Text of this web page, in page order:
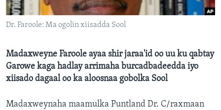
FAAQIDAADDA TODDOBAADKA
DHEXTAALKA TODDOBAADKA
Dr. Faroole: Ma ogolin xiisadda Sool
Madaxweyne Faroole ayaa shir jaraa'id oo uu ku qabtay
Garowe kaga hadlay arrimaha burcadbadeedda iyo
xiisado dagaal oo ka aloosnaa gobolka Sool
Madaxweynaha maamulka Puntland Dr. C/raxmaan